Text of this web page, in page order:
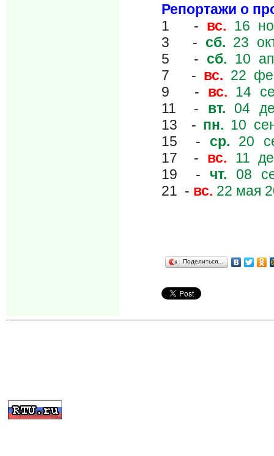
Репортажи о
1 - вс. 16
3 - сб. 23
5 - сб. 10
7 - вс. 22
9 - вс. 14
11 - вт. 04
13 - пн. 10
15 - ср. 20
17 - вс. 11
19 - чт. 08
21 - вс. 22 мая
Поделиться…